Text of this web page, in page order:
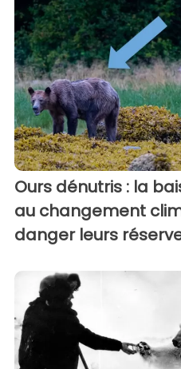
Ours dénutris : la
au changement
danger leurs